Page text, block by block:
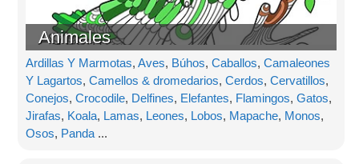
Animales
Ardillas Y Marmotas, Aves, Búhos, Caballos, Camaleones
Y Lagartos, Camellos & dromedarios, Cerdos, Cervatillos,
Conejos, Crocodile, Delfines, Elefantes, Flamingos, Gatos,
Jirafas, Koala, Lamas, Leones, Lobos, Mapache, Monos,
Osos, Panda ...